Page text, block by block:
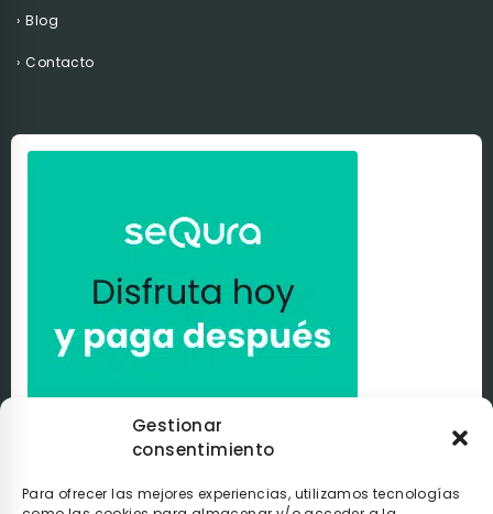
Gestionar
consentimiento
Para ofrecer las mejores experiencias, utilizamos tecnologías
Blog
Contacto
Paga a tu ritmo conseQura. Al comprar con nosotros
decides si pagarlo en el momento, después de recibir el